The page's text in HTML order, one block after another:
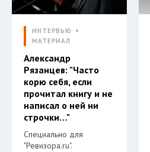
ИНТЕРВЬЮ
МАТЕРИАЛ
Александр
Рязанцев: "Часто
корю себя, если
прочитал книгу и не
написал о ней ни
строчки…"
Специально для
"Ревизора.ru".